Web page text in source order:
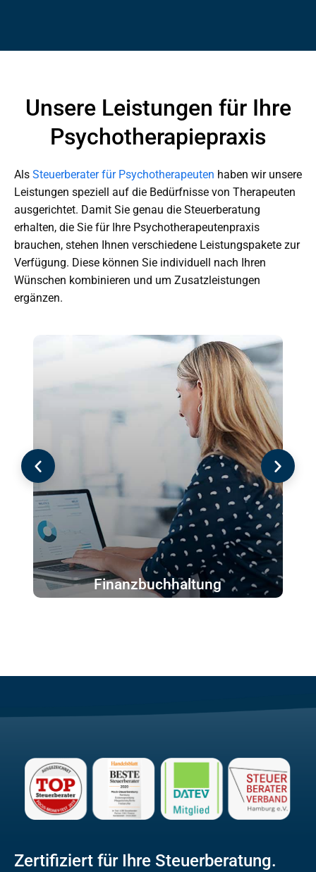
Unsere Leistungen für Ihre
Psychotherapiepraxis
Als Steuerberater für Psychotherapeuten haben wir unsere
Leistungen speziell auf die Bedürfnisse von Therapeuten
ausgerichtet. Damit Sie genau die Steuerberatung
erhalten, die Sie für Ihre Psychotherapeutenpraxis
brauchen, stehen Ihnen verschiedene Leistungspakete zur
Verfügung. Diese können Sie individuell nach Ihren
Wünschen kombinieren und um Zusatzleistungen
ergänzen.
Finanzbuchhaltung
Zertifiziert für Ihre Steuerberatung.